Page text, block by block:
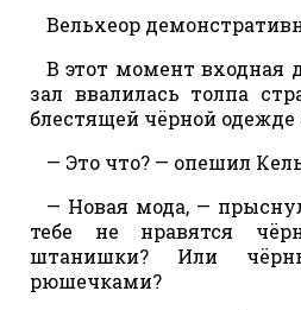
Вельхеор
В этот момент входная
зал ввалилась толпа
блестящей чёрной одежде
— Это что? — опешил
— Новая мода, —
тебе не нравятся
штанишки? Или
рюшечками?